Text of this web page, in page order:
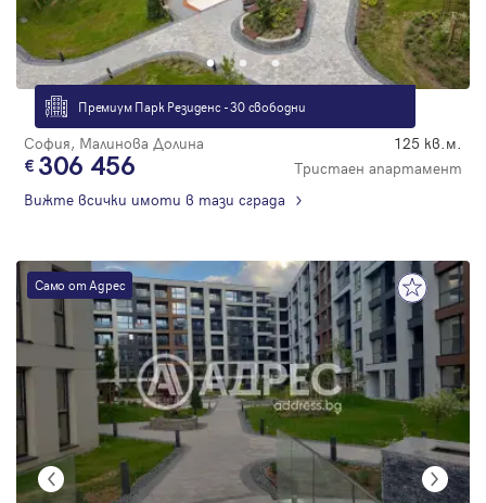
Премиум Парк Резиденс - 30 свободни
София, Малинова Долина 125 кв.м.
306 456
Тристаен апартамент
Вижте всички имоти в тази сграда
Само от Адрес